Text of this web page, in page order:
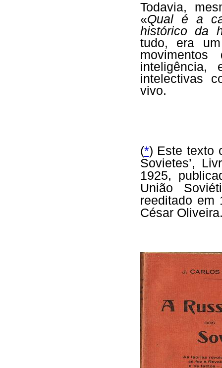
Todavia,
«Qual é a
histórico da
tudo, era
intelectivas
vivo.
(*) Este texto
Sovietes’,
1925,
União
reeditado em
César